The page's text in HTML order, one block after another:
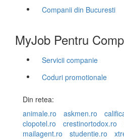
Companii din Bucuresti
MyJob Pentru
Servicii companie
Coduri promotionale
Din retea:
animale.ro
askmen.ro
clopotel.ro
crestinortodox.ro
mailagent.ro
studentie.ro